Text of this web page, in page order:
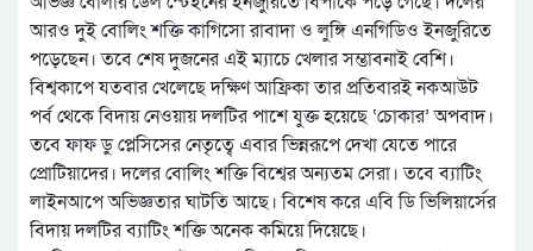
আরও দুই বোলিং শক্তি কাগিসো রাবাদা ও লুঙ্গি এনগিডিও ইনজুরিতে
পড়েছেন। তবে শেষ দুজনের এই ম্যাচে খেলার সম্ভাবনাই বেশি।
বিশ্বকাপে যতবার খেলেছে দক্ষিণ আফ্রিকা তার প্রতিবারই নকআউট
পর্ব থেকে বিদায় নেওয়ায় দলটির পাশে যুক্ত হয়েছে ‘চোকার’ অপবাদ।
তবে ফাফ ডু প্লেসিসের নেতৃত্বে এবার ভিন্নরূপে দেখা যেতে পারে
প্রোটিয়াদের। দলের বোলিং শক্তি বিশ্বের অন্যতম সেরা। তবে ব্যাটিং
লাইনআপে অভিজ্ঞতার ঘাটতি আছে। বিশেষ করে এবি ডি ভিলিয়ার্সের
বিদায় দলটির ব্যাটিং শক্তি অনেক কমিয়ে দিয়েছে।